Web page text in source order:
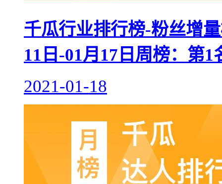
千瓜行业排行榜-粉丝增
11日-01月17日周榜：第
2021-01-18